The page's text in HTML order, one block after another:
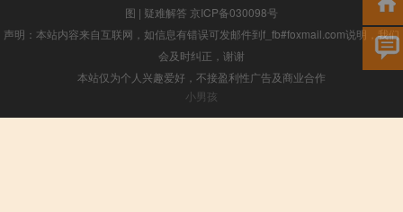
图 | 疑难解答 京ICP备030098号
声明：本站内容来自互联网，如信息有错误可发邮件到f_fb#foxmail.com说明，我们
会及时纠正，谢谢
本站仅为个人兴趣爱好，不接盈利性广告及商业合作
小男孩